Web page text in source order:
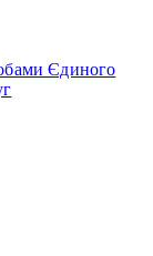
Єдиного